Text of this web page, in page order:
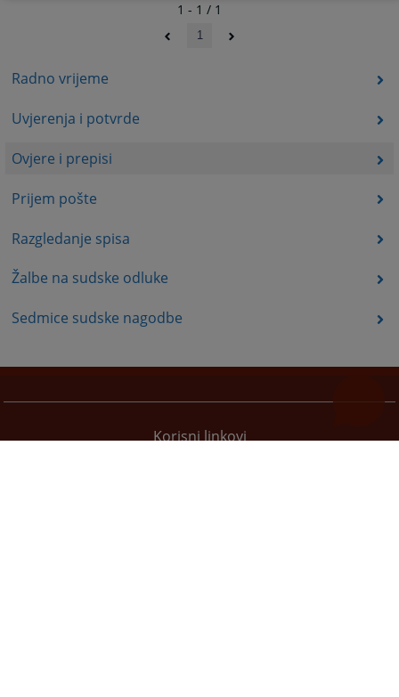
Radno vrijeme
Uvjerenja i potvrde
Ovjere i prepisi
Prijem pošte
Razgledanje spisa
Žalbe na sudske odluke
Sedmice sudske nagodbe
1 - 1 / 1
1
Korisni linkovi